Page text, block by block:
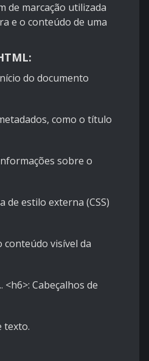
de marcação utilizada
e o conteúdo de uma
do documento
como o título
sobre o
de estilo externa (CSS)
conteúdo visível da
<h6>: Cabeçalhos de
texto.